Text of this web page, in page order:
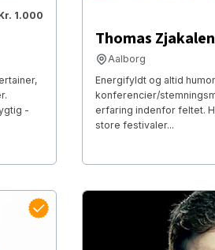
1.000
-
Thomas
Aalborg
Energifyldt og altid
konferencier/
erfaring indenfor feltet.
store festivaler...